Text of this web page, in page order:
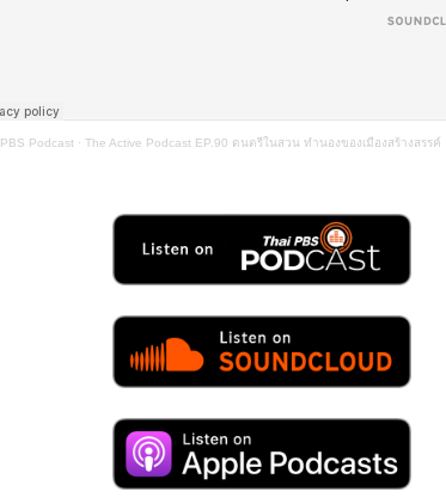
Podcast · The Active Podcast EP.90 ดนตรีในสวน ทำนองของเมืองสร้างสรรค์